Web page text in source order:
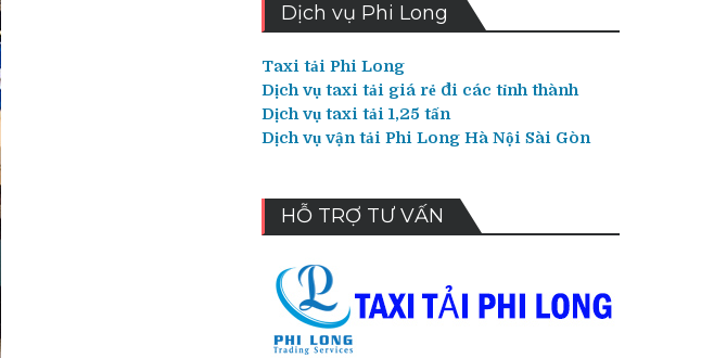
Dịch vụ Phi Long
Taxi tải Phi Long
Dịch vụ taxi tải giá rẻ đi các tỉnh thành
Dịch vụ taxi tải 1,25 tấn
Dịch vụ vận tải Phi Long Hà Nội Sài Gòn
HỖ TRỢ TƯ VẤN